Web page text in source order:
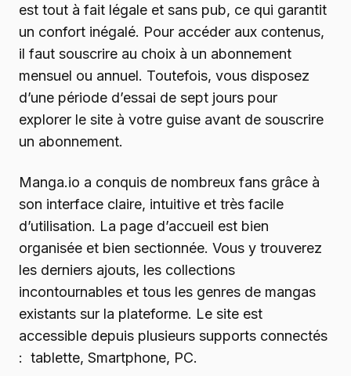
est tout à fait légale et sans pub, ce qui garantit
un confort inégalé. Pour accéder aux contenus,
il faut souscrire au choix à un abonnement
mensuel ou annuel. Toutefois, vous disposez
d’une période d’essai de sept jours pour
explorer le site à votre guise avant de souscrire
un abonnement.
Manga.io a conquis de nombreux fans grâce à
son interface claire, intuitive et très facile
d’utilisation. La page d’accueil est bien
organisée et bien sectionnée. Vous y trouverez
les derniers ajouts, les collections
incontournables et tous les genres de mangas
existants sur la plateforme. Le site est
accessible depuis plusieurs supports connectés
: tablette, Smartphone, PC.